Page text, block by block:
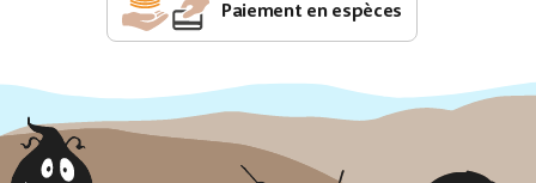
Paiement en espèces